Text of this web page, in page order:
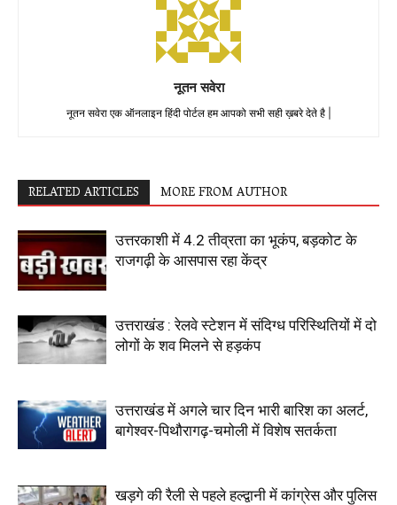
नूतन सवेरा
नूतन सवेरा एक ऑनलाइन हिंदी पोर्टल हम आपको सभी सही ख़बरे देते है |
RELATED ARTICLES MORE FROM AUTHOR
उत्तरकाशी में 4.2 तीव्रता का भूकंप, बड़कोट के
राजगढ़ी के आसपास रहा केंद्र
उत्तराखंड : रेलवे स्टेशन में संदिग्ध परिस्थितियों में दो
लोगों के शव मिलने से हड़कंप
उत्तराखंड में अगले चार दिन भारी बारिश का अलर्ट,
बागेश्वर-पिथौरागढ़-चमोली में विशेष सतर्कता
खड़गे की रैली से पहले हल्द्वानी में कांग्रेस और पुलिस